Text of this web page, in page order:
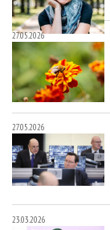
27.05.2026
27.05.2026
23.03.2026